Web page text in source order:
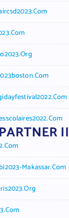
II
Makassar.com